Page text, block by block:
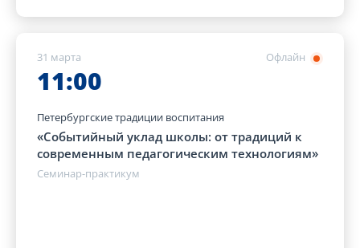
Офлайн
31 марта
11:00
Петербургские традиции воспитания
«Событийный уклад школы: от традиций к
современным педагогическим технологиям»
Семинар-практикум